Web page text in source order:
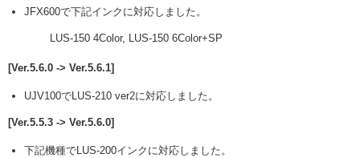
JFX600で下記インクに対応しました。
LUS-150 4Color, LUS-150 6Color+SP
[Ver.5.6.0 -> Ver.5.6.1]
UJV100でLUS-210 ver2に対応しました。
[Ver.5.5.3 -> Ver.5.6.0]
下記機種でLUS-200インクに対応しました。